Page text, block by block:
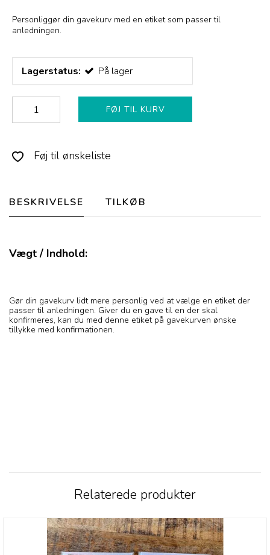
Personliggør din gavekurv med en etiket som passer til
anledningen.
Lagerstatus: På lager
FØJ TIL KURV
Føj til ønskeliste
BESKRIVELSE TILKØB
Vægt / Indhold:
Gør din gavekurv lidt mere personlig ved at vælge en etiket der
passer til anledningen. Giver du en gave til en der skal
konfirmeres, kan du med denne etiket på gavekurven ønske
tillykke med konfirmationen.
Relaterede produkter